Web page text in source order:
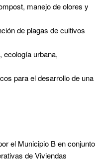
manejo de olores y
de plagas de cultivos
ecología urbana,
para el desarrollo de una
el Municipio B en conjunto
de Viviendas